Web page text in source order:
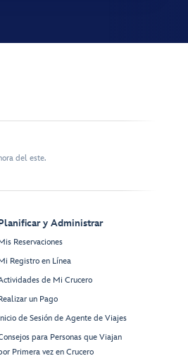
del este.
y Administrar
Reservaciones
Registro en Línea
de Mi Crucero
un Pago
de Sesión de Agente de Viajes
para Personas que Viajan
Primera vez en Crucero